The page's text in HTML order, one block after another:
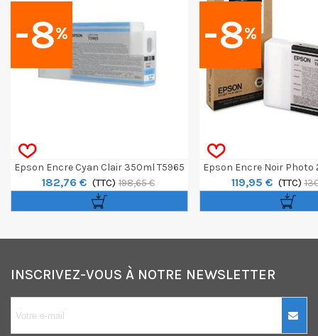
-8%
Epson Encre Cyan Clair 350ml T5965
182,76 € (TTC) 198,65 €
-8%
Epson Encre Noir Photo
119,95 € (TTC)
INSCRIVEZ-VOUS À NOTRE NEWSLETTER
10€ OFFERTS sur
votre premier